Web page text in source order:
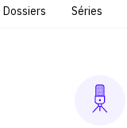
Dossiers Séries